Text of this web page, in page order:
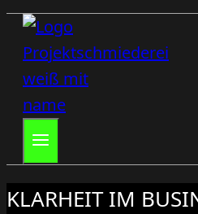
KLARHEIT IM